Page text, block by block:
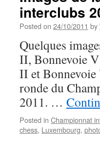
interclubs
Posted on 24/10/2011 by
Quelques
II, Bonnevoie
II et Bonnevoie
ronde du
2011. …
Posted in Championnat
chess, Luxembourg,